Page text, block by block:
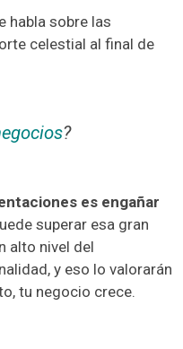
habla sobre las
celestial al final de
?
es engañar
superar esa gran
alto nivel del
y eso lo valorarán
tu negocio crece.